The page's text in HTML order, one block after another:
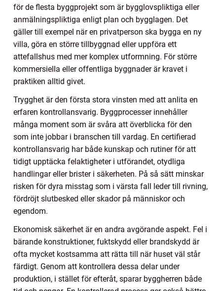
för de flesta byggprojekt som är bygglovspliktiga eller
anmälningspliktiga enligt plan och bygglagen. Det
gäller till exempel när en privatperson ska bygga en ny
villa, göra en större tillbyggnad eller uppföra ett
attefallshus med mer komplex utformning. För större
kommersiella eller offentliga byggnader är kravet i
praktiken alltid givet.
Trygghet är den första stora vinsten med att anlita en
erfaren kontrollansvarig. Byggprocesser innehåller
många moment som är svåra att överblicka för den
som inte jobbar i branschen till vardag. En certifierad
kontrollansvarig har både kunskap och rutiner för att
tidigt upptäcka felaktigheter i utförandet, otydliga
handlingar eller brister i säkerheten. På så sätt minskar
risken för dyra misstag som i värsta fall leder till rivning,
fördröjt slutbesked eller skador på människor och
egendom.
Ekonomisk säkerhet är en andra avgörande aspekt. Fel i
bärande konstruktioner, fuktskydd eller brandskydd är
ofta mycket kostsamma att rätta till när huset väl står
färdigt. Genom att kontrollera dessa delar under
produktion, i stället för efteråt, sparar byggherren både